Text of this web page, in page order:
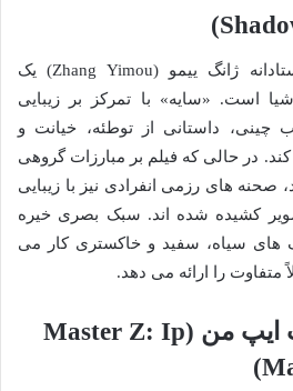
این فیلم به کارگردانی استادانه ژانگ ییمو (Zhang Yimou) یک
است. «سایه» با تمرکز بر زیبایی
داستانی از توطئه، خیانت و
در حالی که فیلم بر مبارزات گروهی
صحنه های رزمی انفرادی نیز با زیبایی
کشیده شده اند. سبک بصری خیره
های سیاه، سفید و خاکستری کار می
متفاوت را ارائه می دهد.
۳. استاد زد: میراث ایپ من (Master Z: Ip